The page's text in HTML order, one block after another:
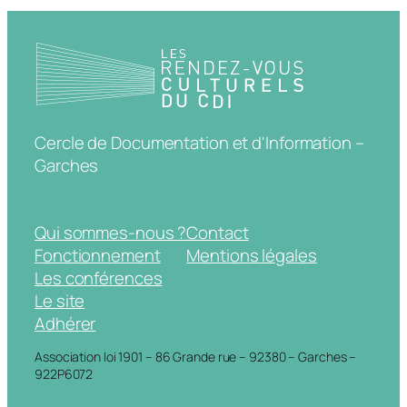
Cercle de Documentation et d'Information –
Garches
Qui sommes-nous ?
Fonctionnement
Les conférences
Le site
Adhérer
Contact
Mentions légales
Association loi 1901 – 86 Grande rue – 92380 – Garches –
922P6072